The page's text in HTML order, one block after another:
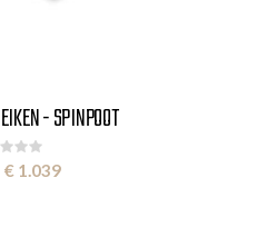
- SPINPOOT
Rating:
Special
Price
€ 1.039